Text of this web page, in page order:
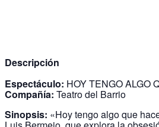
Descripción
Espectáculo: HOY TENGO ALGO
Compañía: Teatro del Barrio
Sinopsis: «Hoy tengo algo que